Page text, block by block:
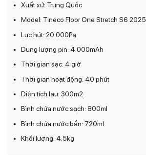
Xuất xứ: Trung Quốc
Model: Tineco Floor One Stretch S6 2025
Lực hút: 20.000Pa
Dung lượng pin: 4.000mAh
Thời gian sạc: 4 giờ
Thời gian hoạt động: 40 phút
Diện tích lau: 300m2
Bình chứa nước sạch: 800ml
Bình chứa nước bẩn: 720ml
Khối lượng: 4.5kg